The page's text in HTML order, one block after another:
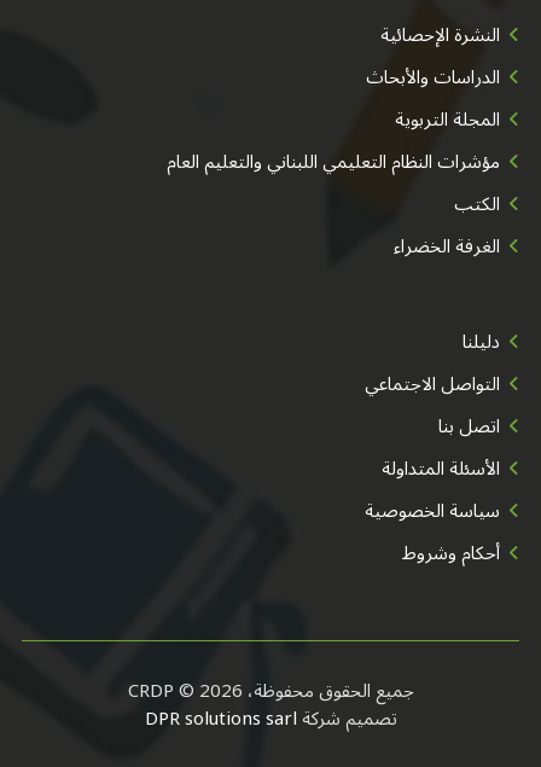
النشرة الإحصائية
الدراسات والأبحاث
المجلة التربوية
مؤشرات النظام التعليمي اللبناني والتعليم العام
الكتب
الغرفة الخضراء
دليلنا
التواصل الاجتماعي
اتصل بنا
الأسئلة المتداولة
سياسة الخصوصية
أحكام وشروط
جميع الحقوق محفوظة، CRDP © 2026
تصميم شركةDPR solutions sarl